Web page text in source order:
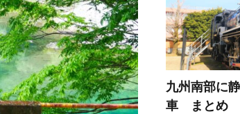
九州南部に
車 まとめ